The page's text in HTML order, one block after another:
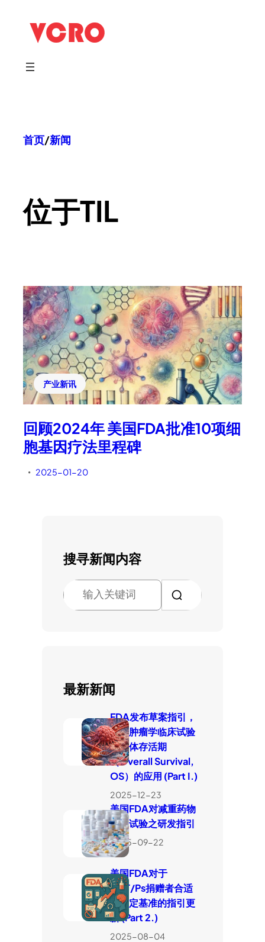
首页/新闻
位于TIL
产业新讯
回顾2024年 美国FDA批准10项细
胞基因疗法里程碑
• 2025-01-20
搜寻新闻内容
最新新闻
FDA发布草案指引，
厘清肿瘤学临床试验
中整体存活期
（Overall Survival,
OS）的应用 (Part I.)
2025-12-23
美国FDA对减重药物
临床试验之研发指引
2025-09-22
美国FDA对于
HCT/Ps捐赠者合适
性判定基准的指引更
新 (Part 2.)
2025-08-04